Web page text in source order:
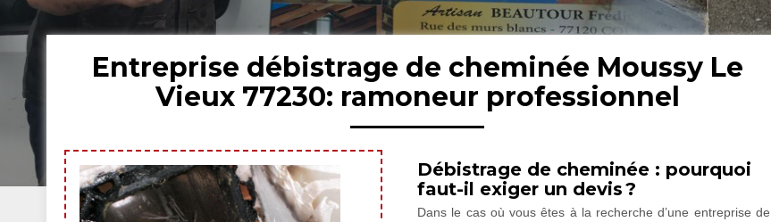
Entreprise débistrage de cheminée Moussy Le
Vieux 77230: ramoneur professionnel
Débistrage de cheminée : pourquoi
faut-il exiger un devis ?
Dans le cas où vous êtes à la recherche d’une entreprise de